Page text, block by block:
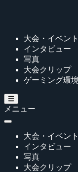
大会・イベン
インタビュー
写真
大会クリップ
ゲーミング環
メニュー
大会・イベン
インタビュー
写真
大会クリップ